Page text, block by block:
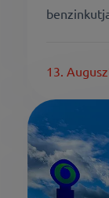
13.